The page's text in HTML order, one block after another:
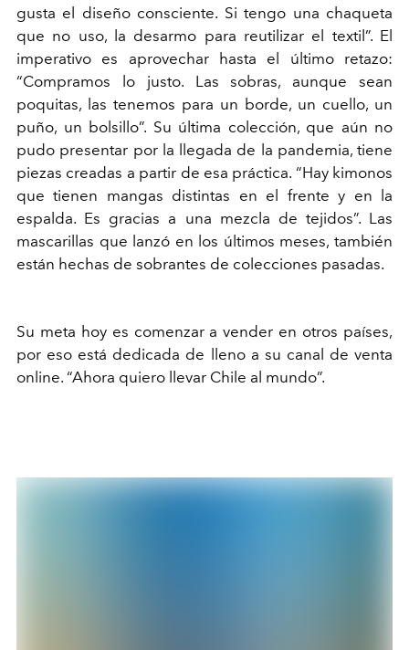
gusta el diseño consciente. Si tengo una chaqueta
que no uso, la desarmo para reutilizar el textil”. El
imperativo es aprovechar hasta el último retazo:
“Compramos lo justo. Las sobras, aunque sean
poquitas, las tenemos para un borde, un cuello, un
puño, un bolsillo”. Su última colección, que aún no
pudo presentar por la llegada de la pandemia, tiene
piezas creadas a partir de esa práctica. “Hay kimonos
que tienen mangas distintas en el frente y en la
espalda. Es gracias a una mezcla de tejidos”. Las
mascarillas que lanzó en los últimos meses, también
están hechas de sobrantes de colecciones pasadas.
Su meta hoy es comenzar a vender en otros países,
por eso está dedicada de lleno a su canal de venta
online. “Ahora quiero llevar Chile al mundo”.